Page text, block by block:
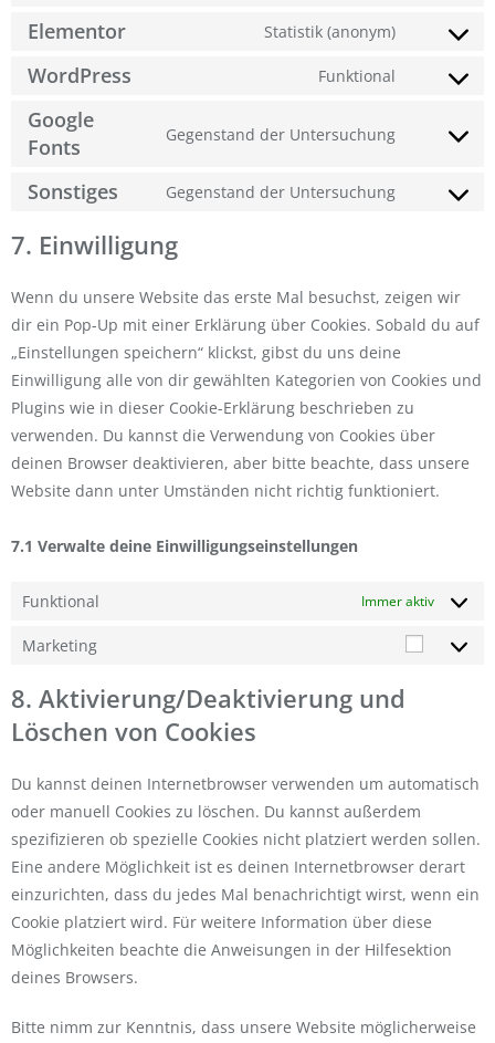
Elementor Statistik (anonym)
WordPress Funktional
Google
Fonts
Gegenstand der Untersuchung
Sonstiges Gegenstand der Untersuchung
7. Einwilligung
Wenn du unsere Website das erste Mal besuchst, zeigen wir
dir ein Pop-Up mit einer Erklärung über Cookies. Sobald du auf
„Einstellungen speichern“ klickst, gibst du uns deine
Einwilligung alle von dir gewählten Kategorien von Cookies und
Plugins wie in dieser Cookie-Erklärung beschrieben zu
verwenden. Du kannst die Verwendung von Cookies über
deinen Browser deaktivieren, aber bitte beachte, dass unsere
Website dann unter Umständen nicht richtig funktioniert.
7.1 Verwalte deine Einwilligungseinstellungen
Funktional Immer aktiv
Marketing
8. Aktivierung/Deaktivierung und
Löschen von Cookies
Du kannst deinen Internetbrowser verwenden um automatisch
oder manuell Cookies zu löschen. Du kannst außerdem
spezifizieren ob spezielle Cookies nicht platziert werden sollen.
Eine andere Möglichkeit ist es deinen Internetbrowser derart
einzurichten, dass du jedes Mal benachrichtigt wirst, wenn ein
Cookie platziert wird. Für weitere Information über diese
Möglichkeiten beachte die Anweisungen in der Hilfesektion
deines Browsers.
Bitte nimm zur Kenntnis, dass unsere Website möglicherweise